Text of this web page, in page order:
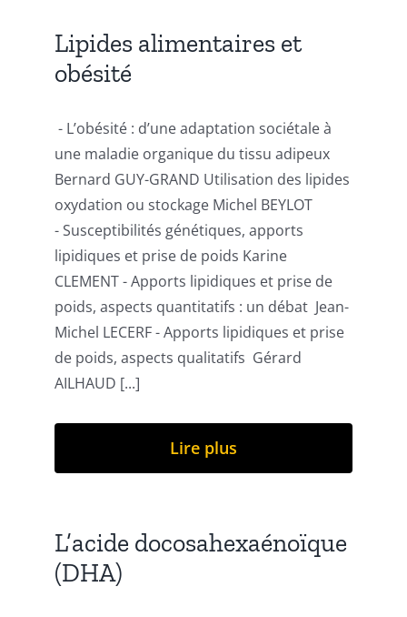
Lipides alimentaires et
obésité
- L’obésité : d’une adaptation sociétale à
une maladie organique du tissu adipeux
Bernard GUY-GRAND Utilisation des lipides
oxydation ou stockage Michel BEYLOT
- Susceptibilités génétiques, apports
lipidiques et prise de poids Karine
CLEMENT - Apports lipidiques et prise de
poids, aspects quantitatifs : un débat Jean-
Michel LECERF - Apports lipidiques et prise
de poids, aspects qualitatifs Gérard
AILHAUD [...]
Lire plus
L’acide docosahexaénoïque
(DHA)